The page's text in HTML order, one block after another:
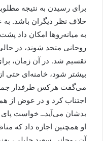
برای رسیدن به نتیجه
به میانه‌روها امکان داد
روحانی متحد شوند، در
تقسیم شد. در آن زمان،
بیشتر شود، خامنه‌ای
می‌گفت هرکس طرفدار
اجتناب کرد و در عوض از
بدشان می‌آید‌ــ خواست
او همچنین اجازه داد که